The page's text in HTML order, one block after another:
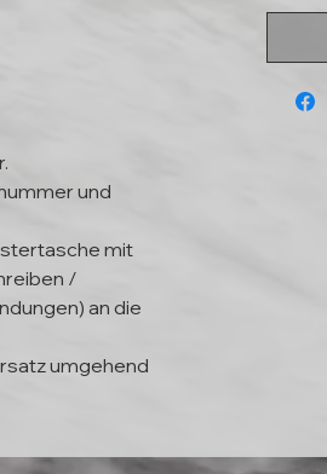
und
mit
/
an die
umgehend